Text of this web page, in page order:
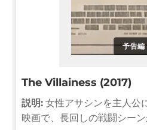
予告編
The Villainess (2017)
説明: 女性アサシンを主人公
映画で、長回しの戦闘シーン